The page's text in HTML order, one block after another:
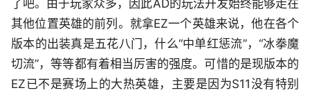
了吧。由于玩家众多，因此AD的玩法开发始终能够走在
其他位置英雄的前列。就拿EZ一个英雄来说，他在各个
版本的出装真是五花八门，什么“中单红惩流”，“冰拳魔
切流”，等等都有着相当厉害的强度。可惜的是现版本的
EZ已不是赛场上的大热英雄，主要是因为S11没有特别